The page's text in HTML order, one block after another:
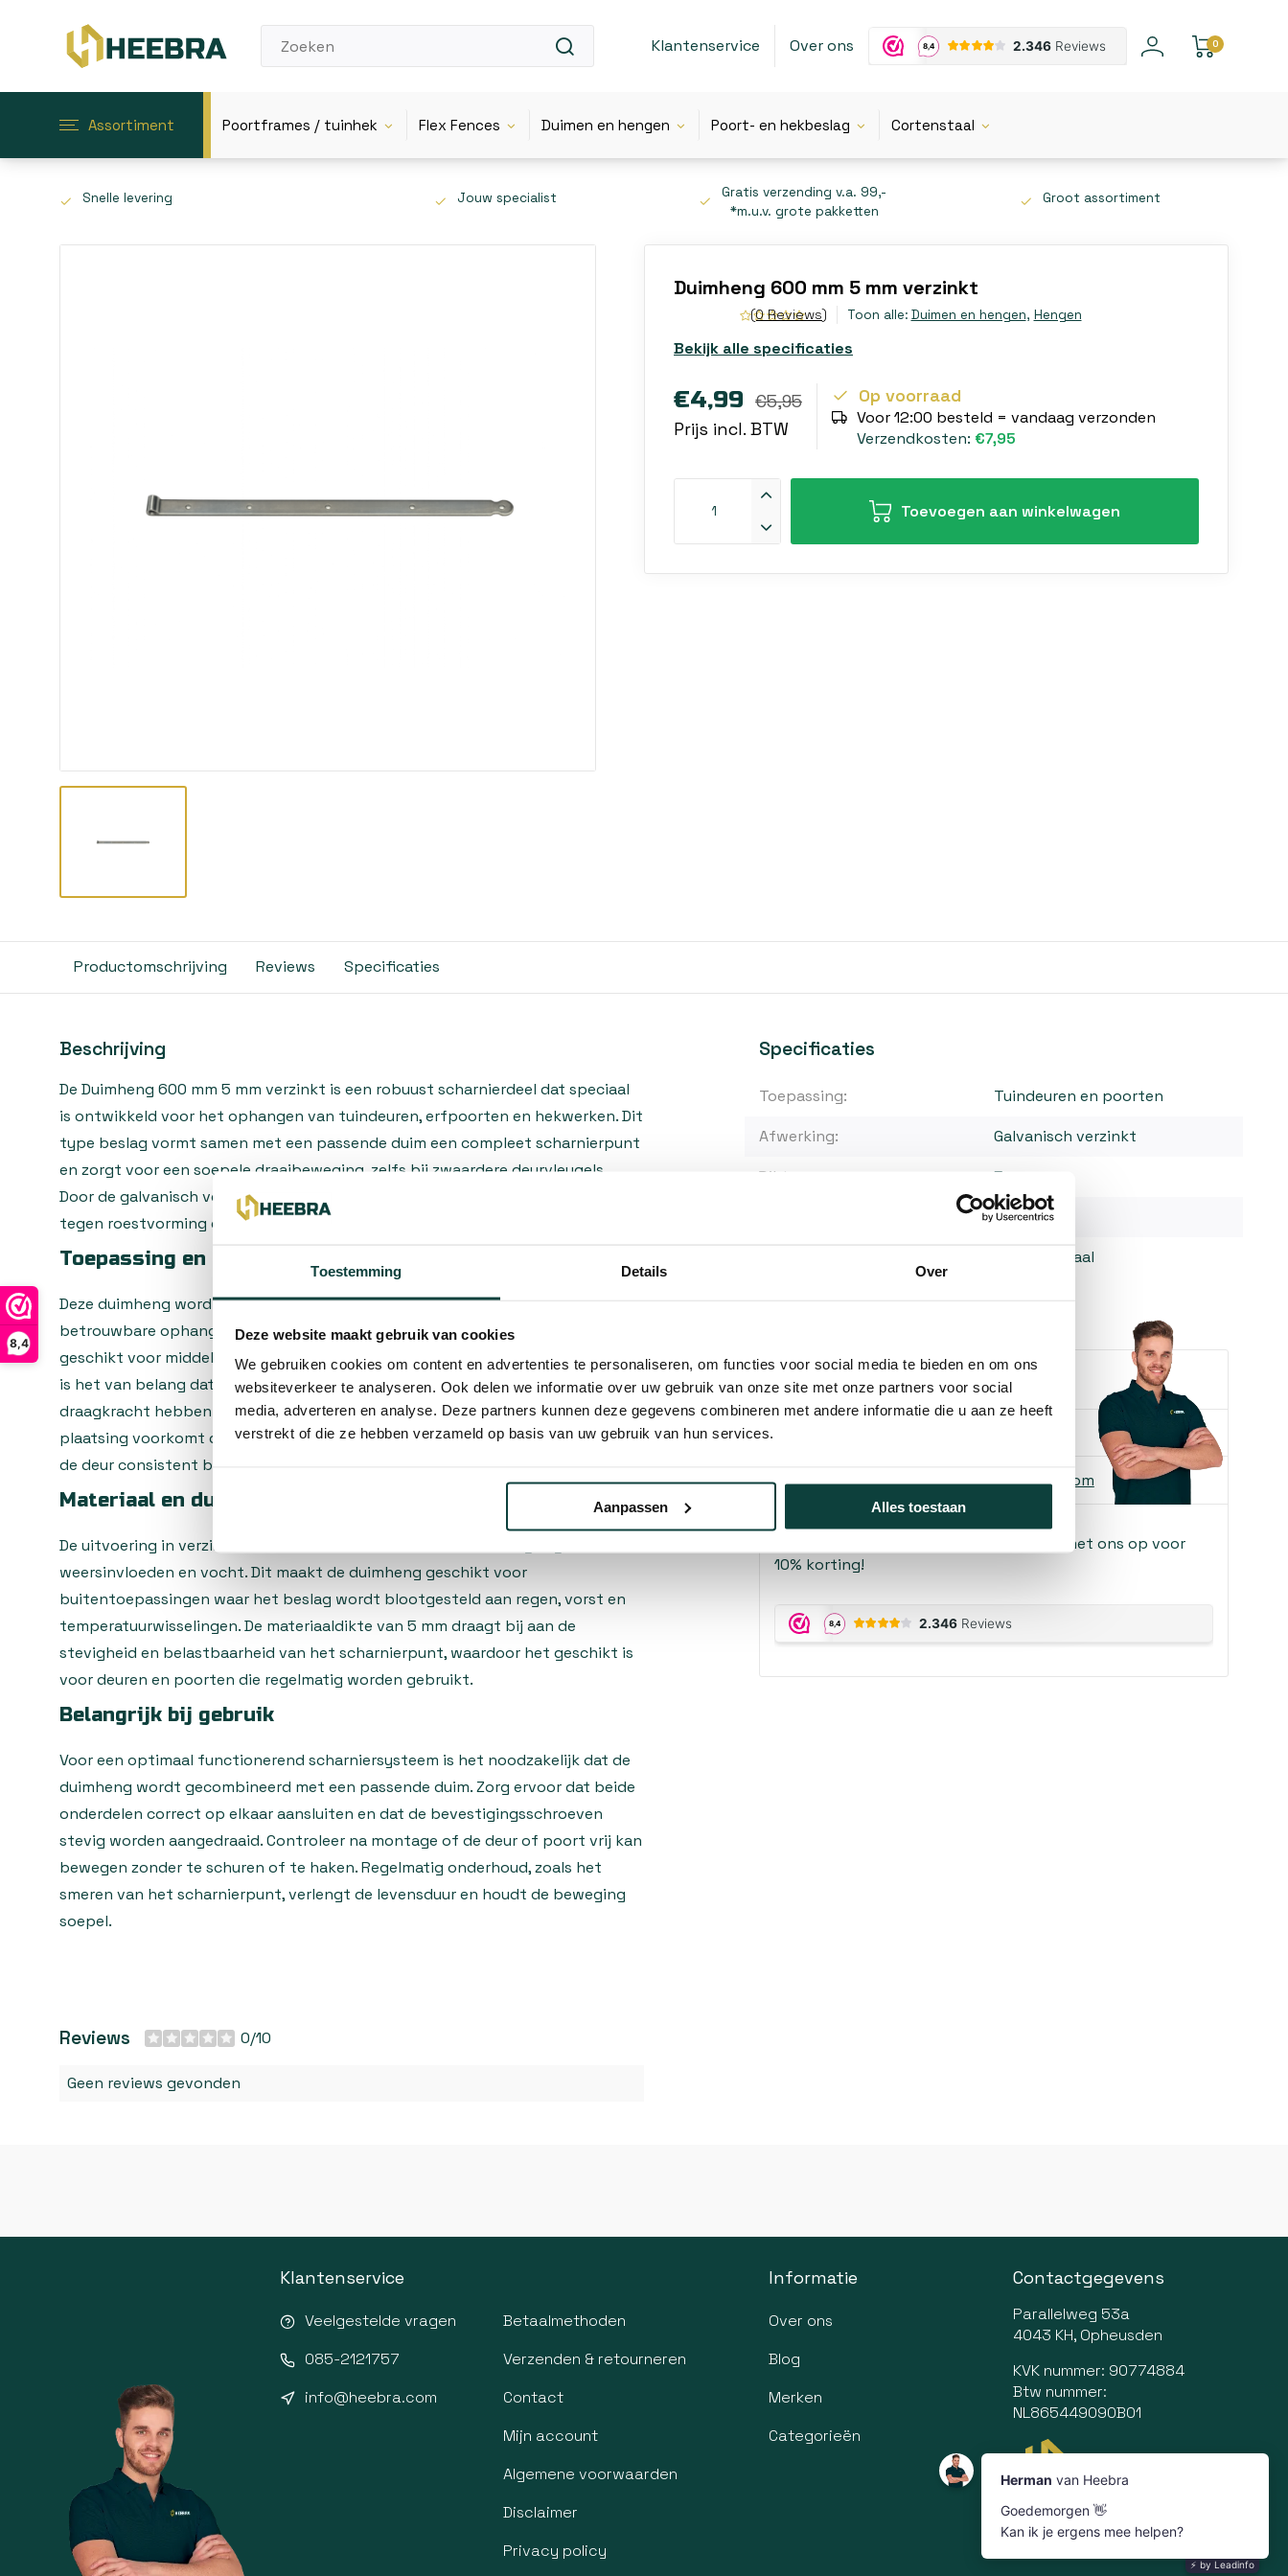
Toestemming Details Over
Deze website maakt gebruik van cookies
We gebruiken cookies om content en advertenties te personaliseren, om functies voor social media te bieden en om ons
websiteverkeer te analyseren. Ook delen we informatie over uw gebruik van onze site met onze partners voor social
media, adverteren en analyse. Deze partners kunnen deze gegevens combineren met andere informatie die u aan ze heeft
verstrekt of die ze hebben verzameld op basis van uw gebruik van hun services.
Aanpassen Alles toestaan
8,4
Klantenservice Over ons 0
Assortiment Poortframes / tuinhek Flex Fences Duimen en hengen Poort- en hekbeslag Cortenstaal
Snelle levering Jouw specialist
Gratis verzending v.a. 99,-
*m.u.v. grote pakketten
Groot assortiment
Duimheng 600 mm 5 mm verzinkt
(0 Reviews) Toon alle: Duimen en hengen, Hengen
Bekijk alle specificaties
€4,99 €5,95
Prijs incl. BTW
Op voorraad
Voor 12:00 besteld = vandaag verzonden
Verzendkosten: €7,95
Toevoegen aan winkelwagen
Productomschrijving Reviews Specificaties
Beschrijving
De Duimheng 600 mm 5 mm verzinkt is een robuust scharnierdeel dat speciaal
is ontwikkeld voor het ophangen van tuindeuren, erfpoorten en hekwerken. Dit
type beslag vormt samen met een passende duim een compleet scharnierpunt
en zorgt voor een soepele draaibeweging, zelfs bij zwaardere deurvleugels.
Door de galvanisch verzinkte afwerking is deze duimheng goed beschermd
tegen roestvorming en geschikt voor langdurig gebruik buitenshuis.
Toepassing en montage
Deze duimheng wordt vaak toegepast bij houten constructies waar een
betrouwbare ophanging essentieel is. De lengte van 600 mm maakt het beslag
geschikt voor middelgrote tot grote poort- en deurconstructies. Bij montage
is het van belang dat de bevestigingspunten in het hout voldoende
draagkracht hebben en dat de scharnierlijn recht wordt uitgelijnd. Een correcte
plaatsing voorkomt doorzakken en zorgt ervoor dat het openen en sluiten van
de deur consistent blijft werken.
Materiaal en duurzaamheid
De uitvoering in verzinkt staal biedt een effectieve bescherming tegen
weersinvloeden en vocht. Dit maakt de duimheng geschikt voor
buitentoepassingen waar het beslag wordt blootgesteld aan regen, vorst en
temperatuurwisselingen. De materiaaldikte van 5 mm draagt bij aan de
stevigheid en belastbaarheid van het scharnierpunt, waardoor het geschikt is
voor deuren en poorten die regelmatig worden gebruikt.
Belangrijk bij gebruik
Voor een optimaal functionerend scharniersysteem is het noodzakelijk dat de
duimheng wordt gecombineerd met een passende duim. Zorg ervoor dat beide
onderdelen correct op elkaar aansluiten en dat de bevestigingsschroeven
stevig worden aangedraaid. Controleer na montage of de deur of poort vrij kan
bewegen zonder te schuren of te haken. Regelmatig onderhoud, zoals het
smeren van het scharnierpunt, verlengt de levensduur en houdt de beweging
soepel.
Reviews 0/10
Geen reviews gevonden
Specificaties
Toepassing:
Tuindeuren en poorten
Afwerking:
Galvanisch verzinkt
Dikte:
5 mm
600 mm
Verzinkt staal
Kunnen we je helpen?
Mail ons info@heebra.com
Hovenier of klusbedrijf? Neem contact met ons op voor
10% korting!
Klantenservice
Veelgestelde vragen
085-2121757
info@heebra.com
Betaalmethoden
Verzenden & retourneren
Contact
Mijn account
Algemene voorwaarden
Disclaimer
Privacy policy
Informatie
Over ons
Blog
Merken
Categorieën
Contactgegevens
Parallelweg 53a
4043 KH, Opheusden
KVK nummer: 90774884
Btw nummer:
NL865449090B01